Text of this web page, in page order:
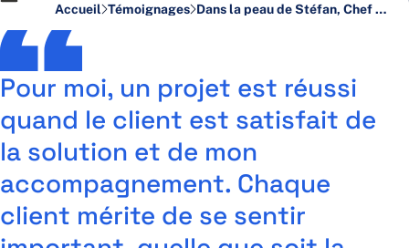
Infrastructure IT
Nos agences
Nous rejoindre
Actus et Ressources
Contact
Accueil Témoignages Dans la peau de Stéfan, Chef de projets Réseaux & Télécoms
Pour moi, un projet est réussi
quand le client est satisfait de
la solution et de mon
accompagnement. Chaque
client mérite de se sentir